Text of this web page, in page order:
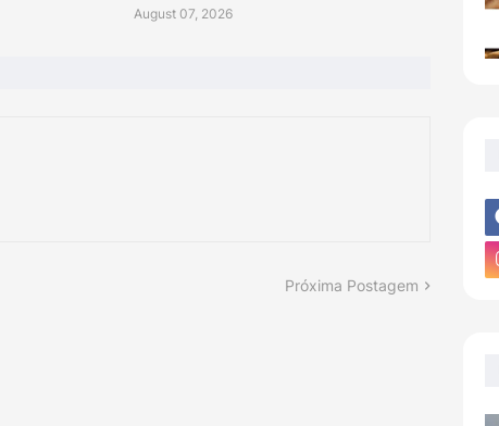
August 07, 2026
Próxima Postagem